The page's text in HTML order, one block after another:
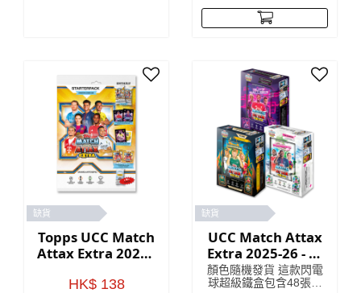
缺貨
Topps UCC Match
Attax Extra 2026 -
HK$ 138
缺貨
UCC Match Attax
Extra 2025-26 - 鐵
盒包
顏色隨機發貨 這款閃電
球超級鐵盒包含48張卡